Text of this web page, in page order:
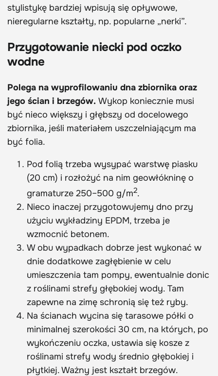
stylistykę bardziej wpisują się opływowe,
nieregularne kształty, np. popularne „nerki”.
Przygotowanie niecki pod oczko
wodne
Polega na wyprofilowaniu dna zbiornika oraz
jego ścian i brzegów. Wykop koniecznie musi
być nieco większy i głębszy od docelowego
zbiornika, jeśli materiałem uszczelniającym ma
być folia.
Pod folią trzeba wysypać warstwę piasku
(20 cm) i rozłożyć na nim geowłókninę o
gramaturze 250–500 g/m2.
Nieco inaczej przygotowujemy dno przy
użyciu wykładziny EPDM, trzeba je
wzmocnić betonem.
W obu wypadkach dobrze jest wykonać w
dnie dodatkowe zagłębienie w celu
umieszczenia tam pompy, ewentualnie donic
z roślinami strefy głębokiej wody. Tam
zapewne na zimę schronią się też ryby.
Na ścianach wycina się tarasowe półki o
minimalnej szerokości 30 cm, na których, po
wykończeniu oczka, ustawia się kosze z
roślinami strefy wody średnio głębokiej i
płytkiej. Ważny jest kształt brzegów.